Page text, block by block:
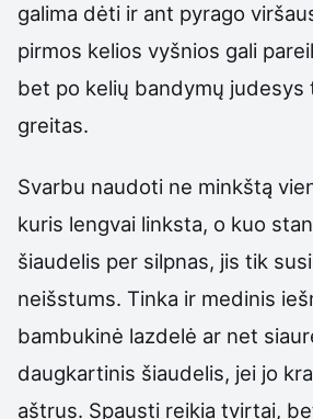
galima dėti ir ant pyrago
pirmos kelios vyšnios gali
bet po kelių bandymų judesys
greitas.
Svarbu naudoti ne minkštą
kuris lengvai linksta, o kuo
šiaudelis per silpnas, jis tik
neišstums. Tinka ir medinis
bambukinė lazdelė ar net
daugkartinis šiaudelis, jei jo
aštrus. Spausti reikia tvirtai,